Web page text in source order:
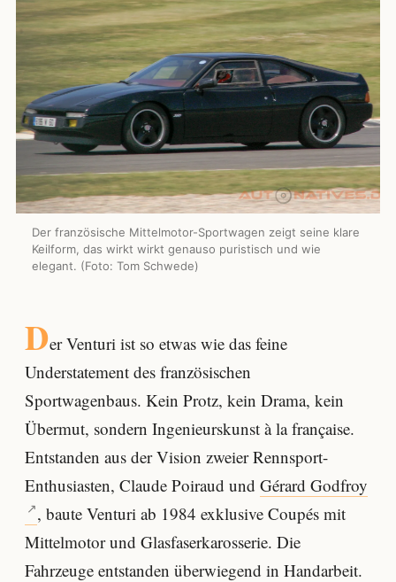
Der französische Mittelmotor-Sportwagen zeigt seine klare
Keilform, das wirkt wirkt genauso puristisch und wie
elegant. (Foto: Tom Schwede)
Der Venturi ist so etwas wie das feine
Understatement des französischen
Sportwagenbaus. Kein Protz, kein Drama, kein
Übermut, sondern Ingenieurskunst à la française.
Entstanden aus der Vision zweier Rennsport-
Enthusiasten, Claude Poiraud und Gérard Godfroy
, baute Venturi ab 1984 exklusive Coupés mit
Mittelmotor und Glasfaserkarosserie. Die
Fahrzeuge entstanden überwiegend in Handarbeit.